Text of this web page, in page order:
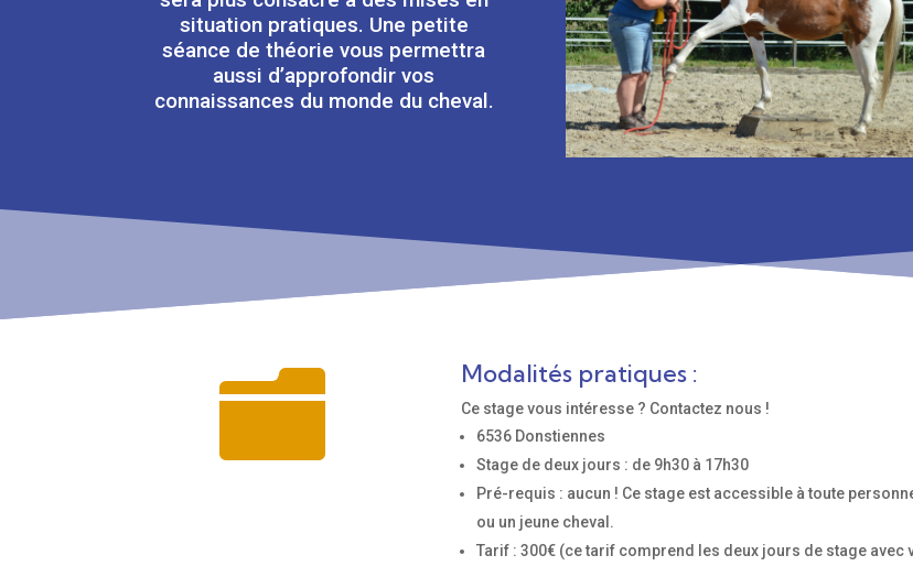
situation pratiques. Une petite
séance de théorie vous permettra
aussi d’approfondir vos
connaissances du monde du cheval.
 Modalités pratiques :
Ce stage vous intéresse ? Contactez nous !
6536 Donstiennes
Stage de deux jours : de 9h30 à 17h30
Pré-requis : aucun ! Ce stage est accessible à toute
ou un jeune cheval.
Tarif : 300€ (ce tarif comprend les deux jours de stage avec